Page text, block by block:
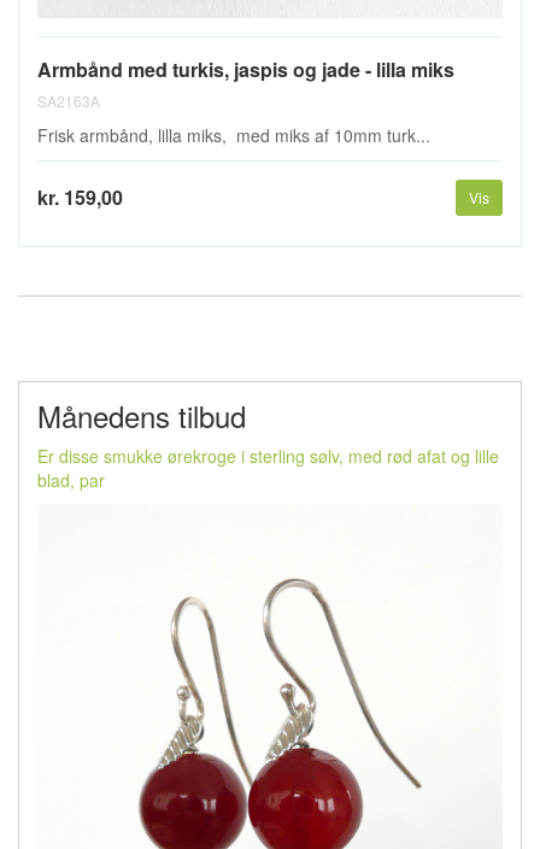
Armbånd med turkis, jaspis og jade - lilla miks
SA2163A
Frisk armbånd, lilla miks, med miks af 10mm turk...
kr. 159,00 Vis
Månedens tilbud
Er disse smukke ørekroge i sterling sølv, med rød afat og lille
blad, par